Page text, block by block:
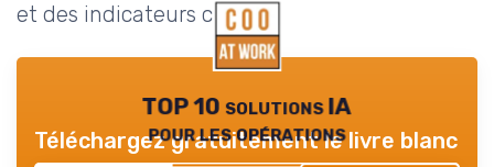
et des indicateurs clés.
TOP 10 solutions IA
pour les opérations
Téléchargez gratuitement le livre blanc